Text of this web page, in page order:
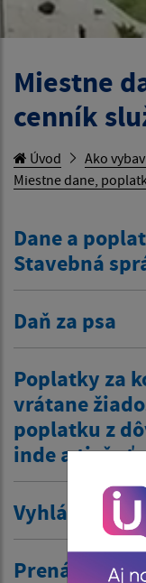
Miestne
cenník
Úvod
Ako
Miestne dane,
Dane a
Stavebná
Daň za psa
Poplatky za
vrátane
poplatku z
inde a tiež
Vyhlásenie v
Prenájom